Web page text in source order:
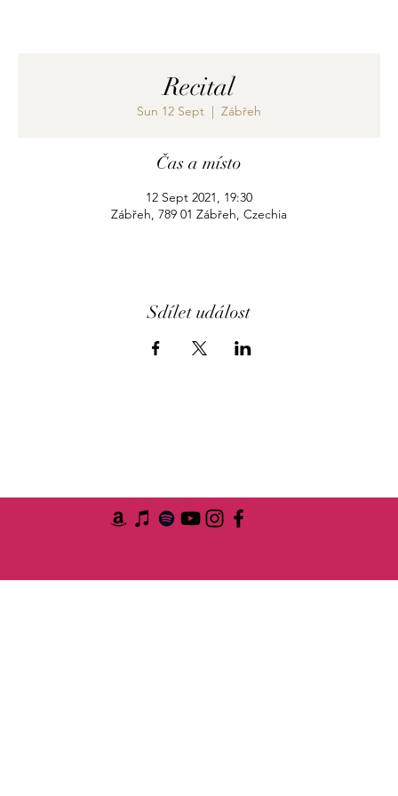
Recital
Sun 12 Sept
  |
Zábřeh
Čas a místo
12 Sept 2021, 19:30
Zábřeh, 789 01 Zábřeh, Czechia
Sdílet událost